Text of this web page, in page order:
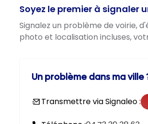
Soyez le premier à signaler
Signalez un problème de voirie,
photo et localisation incluses,
Un problème dans ma ville
Transmettre via Signaleo :